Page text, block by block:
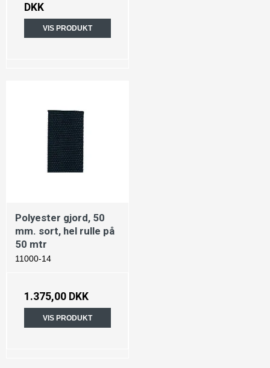
DKK
VIS PRODUKT
Polyester gjord, 50
mm. sort, hel rulle på
50 mtr
11000-14
1.375,00 DKK
VIS PRODUKT